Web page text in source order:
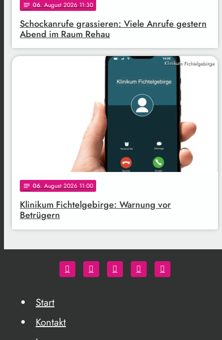
notes 06. August 2026 11:30
Schockanrufe grassieren: Viele Anrufe gestern
Abend im Raum Rehau
Klinikum Fichtelgebirge
notes 06. August 2026 11:00
Klinikum Fichtelgebirge: Warnung vor
Betrügern
Start
Kontakt